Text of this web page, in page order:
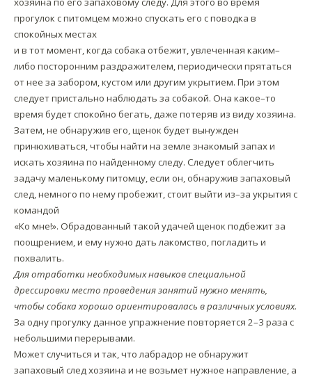
прогулок с питомцем можно спускать его с поводка в
спокойных местах
и в тот момент, когда собака отбежит, увлеченная каким–
либо посторонним раздражителем, периодически прятаться
от нее за забором, кустом или другим укрытием. При этом
следует пристально наблюдать за собакой. Она какое–то
время будет спокойно бегать, даже потеряв из виду хозяина.
Затем, не обнаружив его, щенок будет вынужден
принюхиваться, чтобы найти на земле знакомый запах и
искать хозяина по найденному следу. Следует облегчить
задачу маленькому питомцу, если он, обнаружив запаховый
след, немного по нему пробежит, стоит выйти из–за укрытия с
командой
«Ко мне!». Обрадованный такой удачей щенок подбежит за
поощрением, и ему нужно дать лакомство, погладить и
похвалить.
Для отработки необходимых навыков специальной
дрессировки место проведения занятий нужно менять,
чтобы собака хорошо ориентировалась в различных условиях.
За одну прогулку данное упражнение повторяется 2–3 раза с
небольшими перерывами.
Может случиться и так, что лабрадор не обнаружит
запаховый след хозяина и не возьмет нужное направление, а